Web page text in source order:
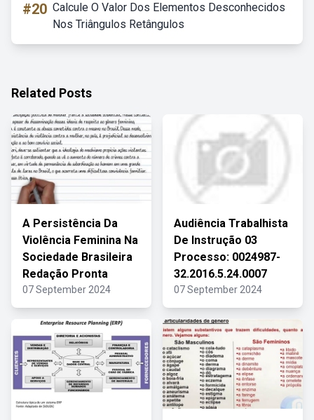
#20 Calcule O Valor Dos Elementos Desconhecidos
Nos Triângulos Retângulos
Related Posts
A Persistência Da
Violência Feminina Na
Sociedade Brasileira
Redação Pronta
07 September 2024
Audiência Trabalhista
De Instrução 03
Processo: 0024987-
32.2016.5.24.0007
07 September 2024